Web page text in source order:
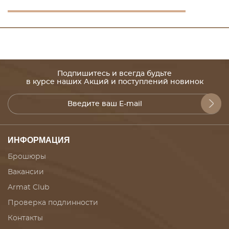
Подпишитесь и всегда будьте
в курсе наших Акций и поступлений новинок
ИНФОРМАЦИЯ
Брошюры
Вакансии
Armat Club
Проверка подлинности
Контакты